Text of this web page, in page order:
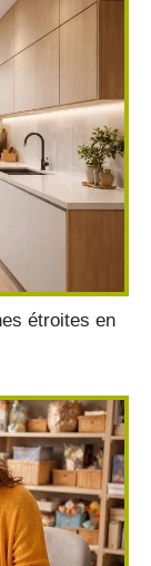
étroites en